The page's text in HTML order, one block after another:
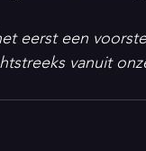
eerst een
vanuit